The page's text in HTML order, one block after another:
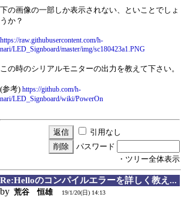
下の画像の一部しか表示されない、といことでしょ
うか？
https://raw.githubusercontent.com/h-
nari/LED_Signboard/master/img/sc180423a1.PNG
この時のシリアルモニターの出力を教えて下さい。
(参考) https://github.com/h-
nari/LED_Signboard/wiki/PowerOn
引用なし
パスワード
・ツリー全体表示
Re:Helloのコンパイルエラーを詳しく教え...
by 荒谷 恒雄 19/1/20(日) 14:13